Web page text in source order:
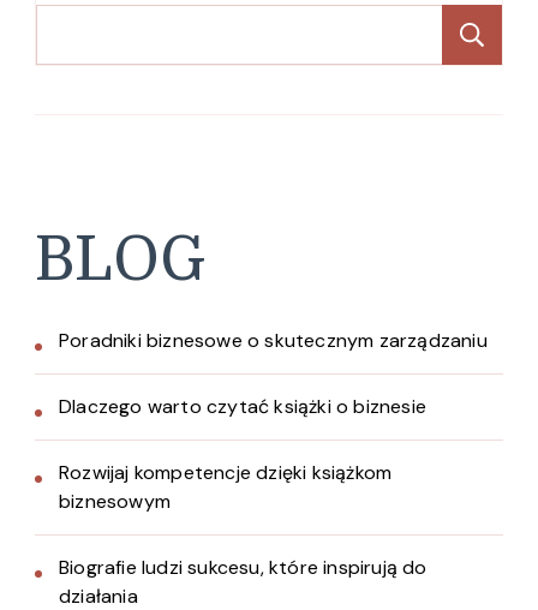
BLOG
Poradniki biznesowe o skutecznym zarządzaniu
Dlaczego warto czytać książki o biznesie
Rozwijaj kompetencje dzięki książkom
biznesowym
Biografie ludzi sukcesu, które inspirują do
działania